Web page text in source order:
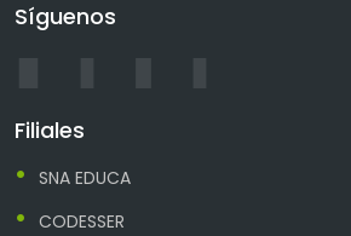
Síguenos
Filiales
SNA EDUCA
CODESSER